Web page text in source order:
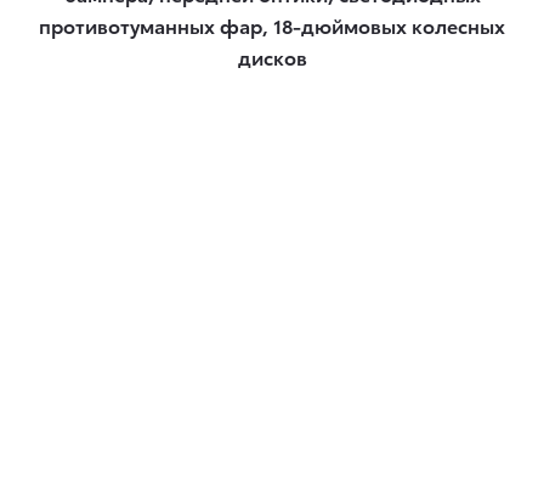
противотуманных фар, 18-дюймовых колесных
дисков